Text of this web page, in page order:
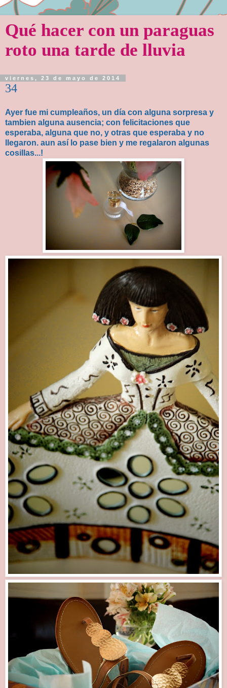
Qué hacer con un paraguas
roto una tarde de lluvia
viernes, 23 de mayo de 2014
34
Ayer fue mi cumpleaños, un día con alguna sorpresa y
tambien alguna ausencia; con felicitaciones que
esperaba, alguna que no, y otras que esperaba y no
llegaron. aun así lo pase bien y me regalaron algunas
cosillas...!